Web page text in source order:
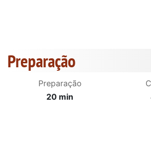
Preparação
Preparação
20 min